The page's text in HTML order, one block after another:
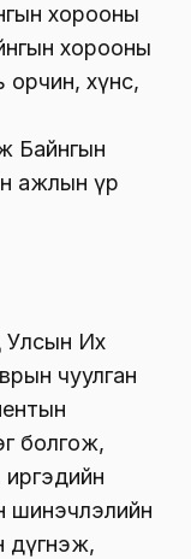
хорооны
хорооны
орчин, хүнс,
Байнгын
ажлын үр
Улсын Их
чуулган
болгож,
иргэдийн
шинэчлэлийн
дүгнэж,